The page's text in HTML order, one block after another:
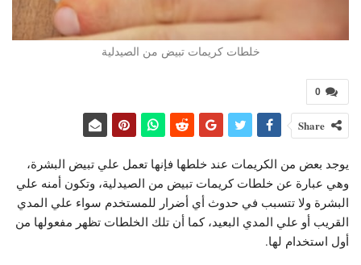
خلطات كريمات تبيض من الصيدلية
0
Share
يوجد بعض من الكريمات عند خلطها فإنها تعمل علي تبيض البشرة،
وهي عبارة عن خلطات كريمات تبيض من الصيدلية، وتكون أمنه علي
البشرة ولا تتسبب في حدوث أي أضرار للمستخدم سواء علي المدي
القريب أو علي المدي البعيد، كما أن تلك الخلطات تظهر مفعولها من
أول استخدام لها.